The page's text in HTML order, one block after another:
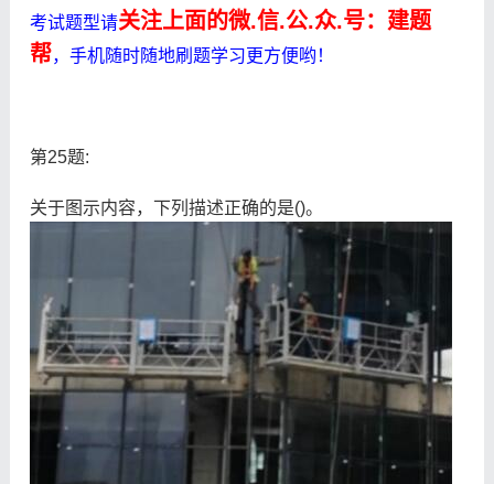
考试题型请关注上面的微.信.公.众.号：建题
帮，手机随时随地刷题学习更方便哟！
第25题:
关于图示内容，下列描述正确的是()。